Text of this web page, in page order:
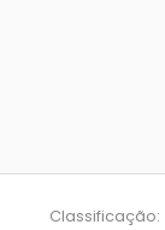
Classificação: